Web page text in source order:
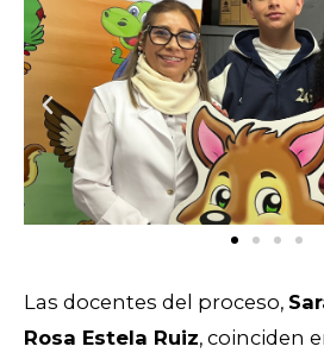
Las docentes del proceso,
Rosa Estela Ruiz, coinciden